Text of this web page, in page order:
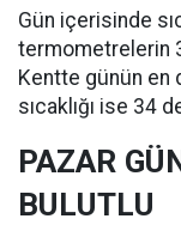
Gün içerisinde
termometrelerin
Kentte günün en
sıcaklığı ise 34
PAZAR
BULUTLU